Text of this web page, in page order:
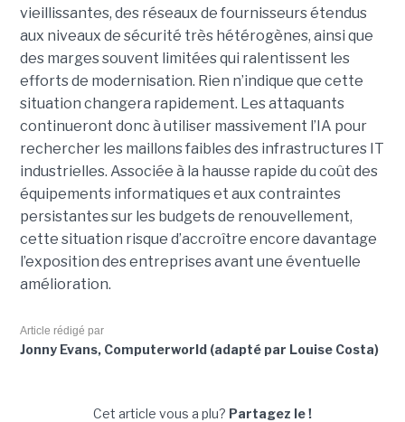
vieillissantes, des réseaux de fournisseurs étendus
aux niveaux de sécurité très hétérogènes, ainsi que
des marges souvent limitées qui ralentissent les
efforts de modernisation. Rien n’indique que cette
situation changera rapidement. Les attaquants
continueront donc à utiliser massivement l’IA pour
rechercher les maillons faibles des infrastructures IT
industrielles. Associée à la hausse rapide du coût des
équipements informatiques et aux contraintes
persistantes sur les budgets de renouvellement,
cette situation risque d’accroître encore davantage
l’exposition des entreprises avant une éventuelle
amélioration.
Article rédigé par
Jonny Evans, Computerworld (adapté par Louise Costa)
Cet article vous a plu? Partagez le !